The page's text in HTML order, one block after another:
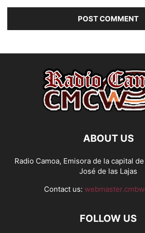
ABOUT US
Radio Camoa, Emisora de la capital
José de las Lajas
Contact us:
FOLLOW US